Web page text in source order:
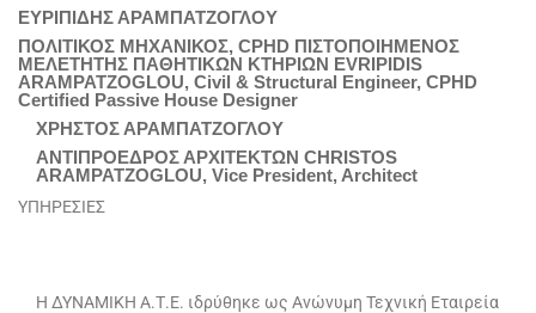
ΕΥΡΙΠΙΔΗΣ ΑΡΑΜΠΑΤΖΟΓΛΟΥ
ΠΟΛΙΤΙΚΟΣ ΜΗΧΑΝΙΚΟΣ, CPHD ΠΙΣΤΟΠΟΙΗΜΕΝΟΣ
ΜΕΛΕΤΗΤΗΣ ΠΑΘΗΤΙΚΩΝ ΚΤΗΡΙΩΝ EVRIPIDIS
ARAMPATZOGLOU, Civil & Structural Engineer, CPHD
Certified Passive House Designer
ΧΡΗΣΤΟΣ ΑΡΑΜΠΑΤΖΟΓΛΟΥ
ΑΝΤΙΠΡΟΕΔΡΟΣ ΑΡΧΙΤΕΚΤΩΝ CHRISTOS
ARAMPATZOGLOU, Vice President, Architect
ΥΠΗΡΕΣΙΕΣ
Η ΔΥΝΑΜΙΚΗ Α.Τ.Ε. ιδρύθηκε ως Ανώνυμη Τεχνική Εταιρεία